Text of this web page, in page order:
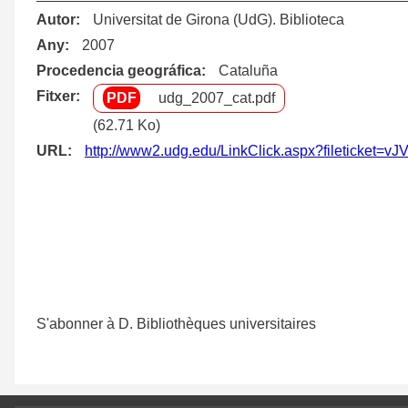
Autor
Universitat de Girona (UdG). Biblioteca
Any
2007
Procedencia geográfica
Cataluña
Fitxer
udg_2007_cat.pdf
(62.71 Ko)
URL
http://www2.udg.edu/
S'abonner à D. Bibliothèques universitaires